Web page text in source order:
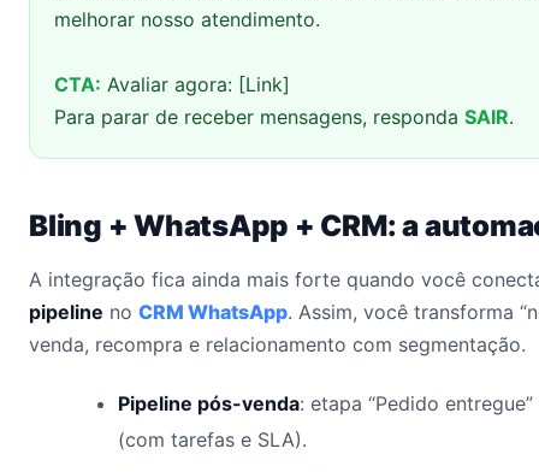
melhorar nosso atendimento.
CTA: Avaliar agora: [Link]
Para parar de receber mensagens, responda SAIR.
Bling + WhatsApp + CRM: a
A integração fica ainda mais forte quando você
pipeline no CRM WhatsApp. Assim, você transforma
venda, recompra e relacionamento com segmentação.
Pipeline pós-venda: etapa “Pedido
(com tarefas e SLA).